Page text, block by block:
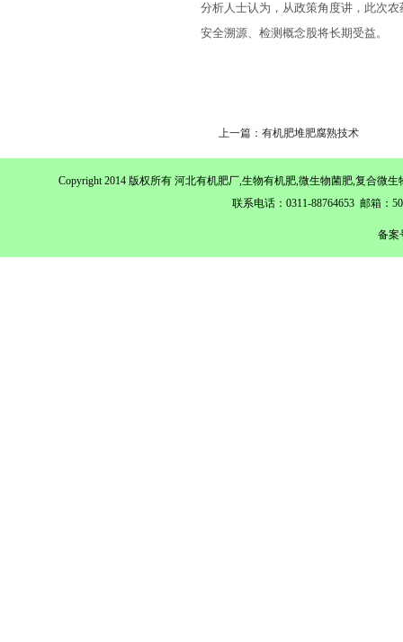
分析人士认为，从政策角度讲，此次
安全溯源、检测概念股将长期受益。
上一篇：有机肥堆肥腐熟技术
Copyright 2014 版权所有 河北有机肥厂,生物有机肥,微生物菌肥,复合
联系电话：0311-88764653 邮箱：
备案